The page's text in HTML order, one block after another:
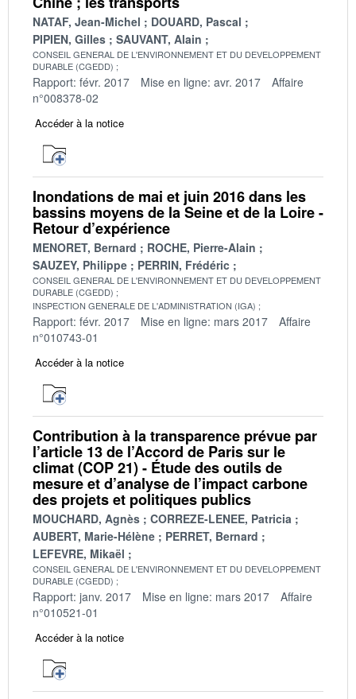
NATAF, Jean-Michel
DOUARD, Pascal
PIPIEN, Gilles
SAUVANT, Alain
CONSEIL GENERAL DE L'ENVIRONNEMENT ET DU DEVELOPPEMENT
DURABLE (CGEDD)
Rapport: févr. 2017 Mise en ligne: avr. 2017
Affaire
n°008378-02
Accéder à la notice
Inondations de mai et juin 2016 dans les
bassins moyens de la Seine et de la Loire -
Retour d’expérience
MENORET, Bernard
ROCHE, Pierre-Alain
SAUZEY, Philippe
PERRIN, Frédéric
CONSEIL GENERAL DE L'ENVIRONNEMENT ET DU DEVELOPPEMENT
DURABLE (CGEDD)
INSPECTION GENERALE DE L'ADMINISTRATION (IGA)
Rapport: févr. 2017 Mise en ligne: mars 2017
Affaire
n°010743-01
Accéder à la notice
Contribution à la transparence prévue par
l’article 13 de l’Accord de Paris sur le
climat (COP 21) - Étude des outils de
mesure et d’analyse de l’impact carbone
des projets et politiques publics
MOUCHARD, Agnès
CORREZE-LENEE, Patricia
AUBERT, Marie-Hélène
PERRET, Bernard
LEFEVRE, Mikaël
CONSEIL GENERAL DE L'ENVIRONNEMENT ET DU DEVELOPPEMENT
DURABLE (CGEDD)
Rapport: janv. 2017 Mise en ligne: mars 2017
Affaire
n°010521-01
Accéder à la notice